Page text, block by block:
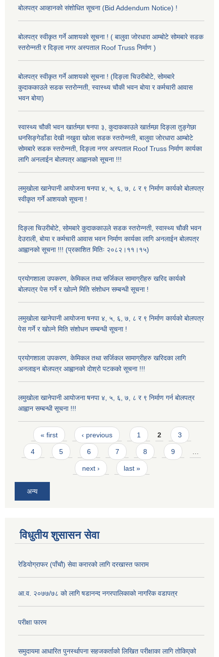
बोलपत्र आव्हानको संशोधित सूचना (Bid Addendum Notice) !
बोलपत्र स्वीकृत गर्ने आशयको सूचना ! ( बालुवा जोरधारा आम्बोटे सोमबारे सडक
स्तरोन्नती र दिङ्ला नगर अस्पताल Roof Truss निर्माण )
बोलपत्र स्वीकृत गर्ने आशयको सूचना ! (दिङ्ला चिउरीबोटे, सोमबारे
कुदाककाउले सडक स्तरोन्नती, स्वास्थ्य चौकी भवन बोया र कर्मचारी आवास
भवन बोया)
स्वास्थ्य चौकी भवन खार्तम्छा षनपा ३, कुदाककाउले खार्तम्छा दिङ्ला तुङ्गेछा
धनसिङ्गेडाँडा देखी नखुवा खोला सडक स्तरोन्नती, बालुवा जोरधारा आम्बोटे
सोमबारे सडक स्तरोन्नती, दिङ्ला नगर अस्पताल Roof Truss निर्माण कार्यका
लागि अनलाईन बोलपत्र आह्वानको सूचना !!!
लमुखोला खानेपानी आयोजना षनपा ४, ५, ६, ७, ८ र ९ निर्माण कार्यको बोलपत्र
स्वीकृत गर्ने आशयको सूचना !
दिङ्ला चिउरीबोटे, सोमबारे कुदाककाउले सडक स्तरोन्नती, स्वास्थ्य चौकी भवन
देउराली, बोया र कर्मचारी आवास भवन निर्माण कार्यका लागि अनलाईन बोलपत्र
आह्वानको सूचना !!! (प्रकाशित मितिः २०८२।११।१५)
प्रयोगशाला उपकरण, केमिकल तथा सर्जिकल सामाग्रीहरु खरिद कार्यको
बोलपत्र पेस गर्ने र खोल्ने मिति संशोधन सम्बन्धी सूचना !
लमुखोला खानेपानी आयोजना षनपा ४, ५, ६, ७, ८ र ९ निर्माण कार्यको बोलपत्र
पेस गर्ने र खोल्ने मिति संशोधन सम्बन्धी सूचना !
प्रयोगशाला उपकरण, केमिकल तथा सर्जिकल सामाग्रीहरु खरिदका लागि
अनलाइन बोलपत्र आह्वानको दोश्रो पटकको सूचना !!!
लमुखोला खानेपानी आयोजना षनपा ४, ५, ६, ७, ८ र ९ निर्माण गर्न बोलपत्र
आह्वान सम्बन्धी सूचना !!!
Pages
« first ‹ previous 1 2 3
4 5 6 7 8 9 …
next › last »
अन्य
विधुतीय शुसासन सेवा
रेडियोग्राफर (पाँचौ) सेवा करारको लागि दरखास्त फाराम
आ.व. २०७७/७८ को लागि षडानन्द नगरपालिकाको नागरिक वडापत्र
परीक्षा फारम
समुदायमा आधारित पुनर्स्थापना सहजकर्ताको लिखित परीक्षाका लागि तोकिएको